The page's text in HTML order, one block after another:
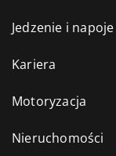
Jedzenie i napoje
Kariera
Motoryzacja
Nieruchomości